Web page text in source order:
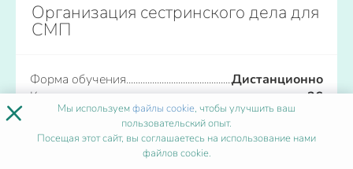
Организация сестринского дела для
СМП
Форма обучения
Дистанционно
Количество часов
от 36
Начало обучения
Каждый день
Записаться
× Мы используемфайлы cookie, чтобы улучшить ваш
пользовательский опыт.
Посещая этот сайт, вы соглашаетесь на использование нами
файлов cookie.